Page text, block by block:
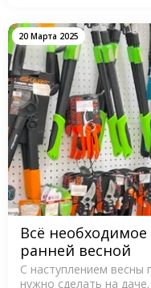
20 Марта 2025
Всё
ранней весной
С наступлением весны
нужно сделать на даче.